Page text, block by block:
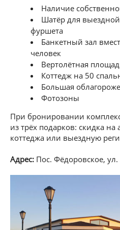
Наличие
Шатёр для
фуршета
Банкетный зал
человек
Вертолётная
Коттедж на 50
Большая
Фотозоны
При бронировании
из трёх подарков: скидка на
коттеджа или выездную
Адрес: Пос. Фёдоровское, ул.